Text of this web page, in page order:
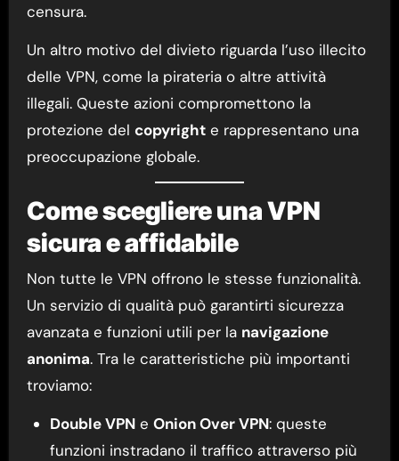
censura.
Un altro motivo del divieto riguarda l’uso illecito
delle VPN, come la pirateria o altre attività
illegali. Queste azioni compromettono la
protezione del copyrighte rappresentano una
preoccupazione globale.
Come scegliere una VPN
sicura e affidabile
Non tutte le VPN offrono le stesse funzionalità.
Un servizio di qualità può garantirti sicurezza
avanzata e funzioni utili per la navigazione
anonima. Tra le caratteristiche più importanti
troviamo:
Double VPNe Onion Over VPN: queste
funzioni instradano il traffico attraverso più